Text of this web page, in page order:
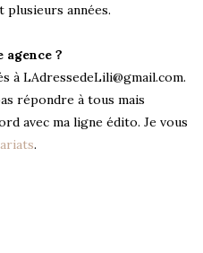
plusieurs années.
agence ?
à LAdressedeLili@gmail.com.
répondre à tous mais
avec ma ligne édito. Je vous
.